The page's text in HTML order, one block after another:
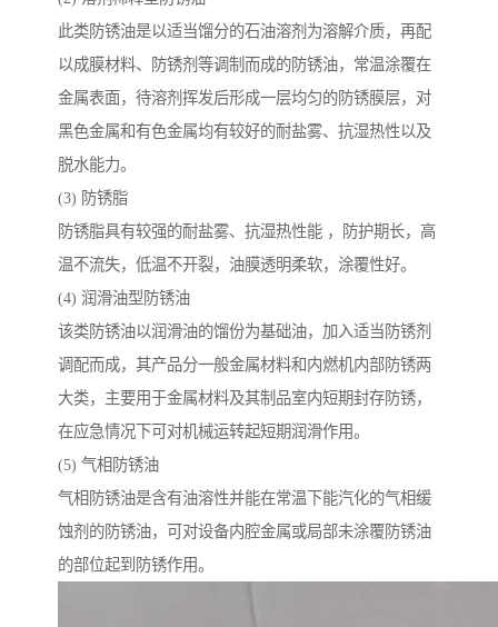
此类防锈油是以适当馏分的石油溶剂为溶解介质，再配
以成膜材料、防锈剂等调制而成的防锈油，常温涂覆在
金属表面，待溶剂挥发后形成一层均匀的防锈膜层，对
黑色金属和有色金属均有较好的耐盐雾、抗湿热性以及
脱水能力。
(3) 防锈脂
防锈脂具有较强的耐盐雾、抗湿热性能 ，防护期长，高
温不流失，低温不开裂，油膜透明柔软，涂覆性好。
(4) 润滑油型防锈油
该类防锈油以润滑油的馏份为基础油，加入适当防锈剂
调配而成，其产品分一般金属材料和内燃机内部防锈两
大类，主要用于金属材料及其制品室内短期封存防锈，
在应急情况下可对机械运转起短期润滑作用。
(5) 气相防锈油
气相防锈油是含有油溶性并能在常温下能汽化的气相缓
蚀剂的防锈油，可对设备内腔金属或局部未涂覆防锈油
的部位起到防锈作用。